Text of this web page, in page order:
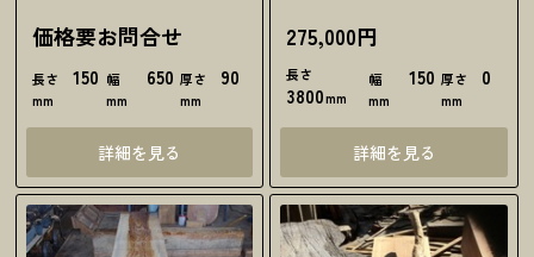
価格要お問合せ
長さ 150
mm
幅 650
mm
厚さ 90
mm
詳細を見る
275,000円
長さ
3800mm
幅 150
mm
厚さ 0
mm
詳細を見る